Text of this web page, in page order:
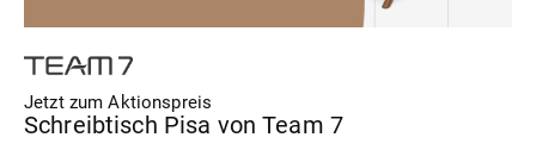
Jetzt zum Aktionspreis
Schreibtisch Pisa von Team 7